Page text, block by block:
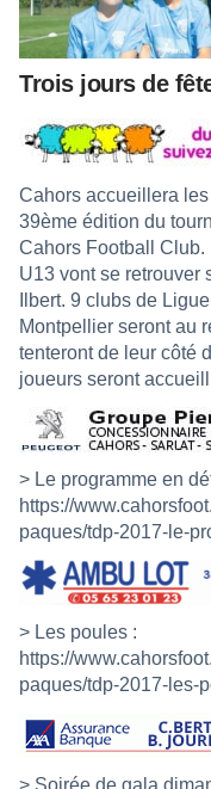
Trois jours de
Cahors accueillera
39ème édition du
Cahors Football
U13 vont se retrouver
Ilbert. 9 clubs de
Montpellier seront au
tenteront de leur côté
joueurs seront
> Le programme en
https://
paques/tdp-2017-le-
> Les poules :
https://
paques/tdp-2017-les-
> Soirée de gala